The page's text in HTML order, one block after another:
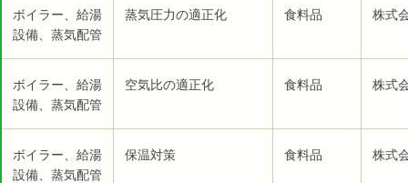
ボイラー、給湯
設備、蒸気配管
蒸気圧力の適正化 食料品 株式
ボイラー、給湯
設備、蒸気配管
空気比の適正化 食料品 株式
ボイラー、給湯
設備、蒸気配管
保温対策 食料品 株式